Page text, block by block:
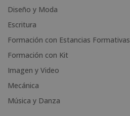
e
:
Diseño y Moda
Escritura
Formación con Estancias Formativas
Formación con Kit
Imagen y Video
Mecánica
Música y Danza